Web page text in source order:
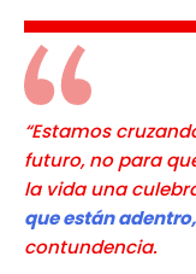
“Estamos
futuro, no para
la vida una
que están
contundencia.